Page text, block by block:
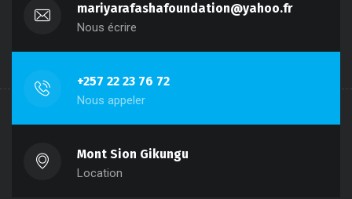
mariyarafashafoundation@yahoo.fr
Nous écrire
+257 22 23 76 72
Nous appeler
Mont Sion Gikungu
Location